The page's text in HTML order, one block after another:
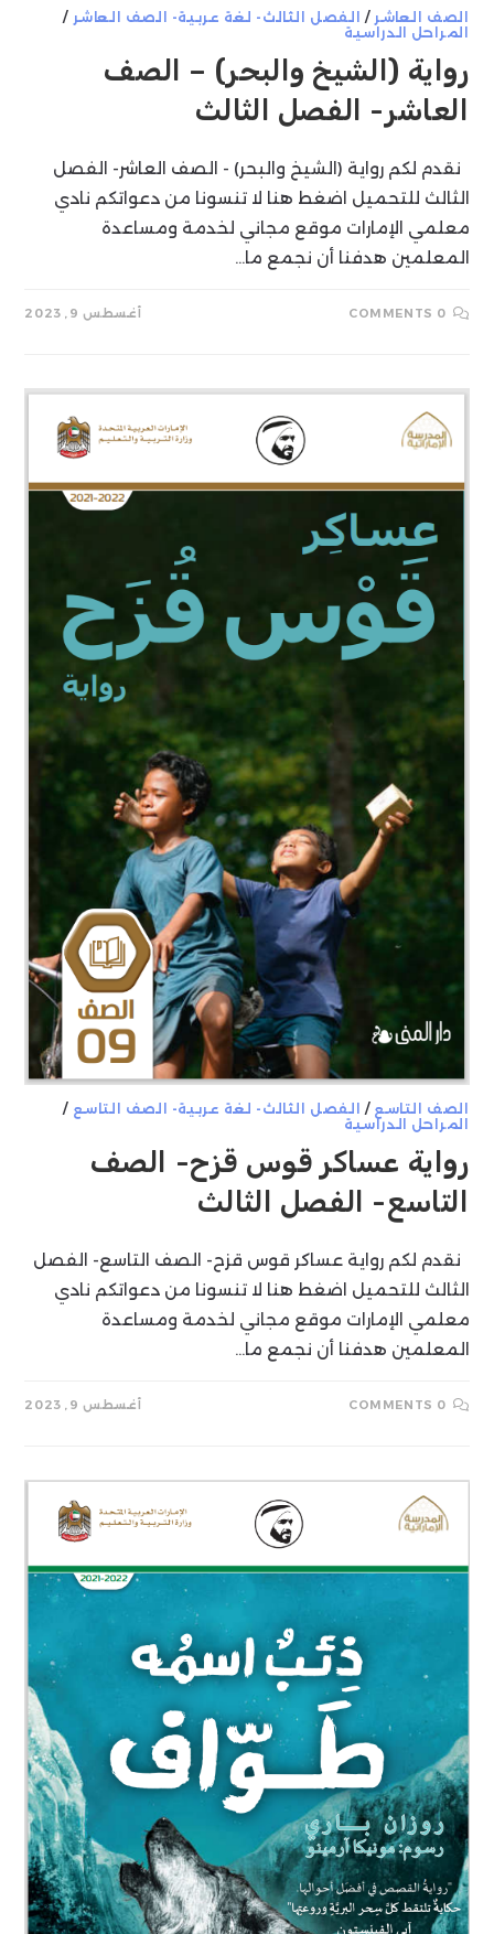
الصف العاشر / الفصل الثالث- لغة عربية- الصف العاشر /
المراحل الدراسية
رواية (الشيخ والبحر) – الصف
العاشر- الفصل الثالث
نقدم لكم رواية (الشيخ والبحر) - الصف العاشر- الفصل
الثالث للتحميل اضغط هنا لا تنسونا من دعواتكم نادي
معلمي الإمارات موقع مجاني لخدمة ومساعدة
المعلمين هدفنا أن نجمع ما…
0 COMMENTS أغسطس 9, 2023
الصف التاسع / الفصل الثالث- لغة عربية- الصف التاسع /
المراحل الدراسية
رواية عساكر قوس قزح- الصف
التاسع- الفصل الثالث
نقدم لكم رواية عساكر قوس قزح- الصف التاسع- الفصل
الثالث للتحميل اضغط هنا لا تنسونا من دعواتكم نادي
معلمي الإمارات موقع مجاني لخدمة ومساعدة
المعلمين هدفنا أن نجمع ما…
0 COMMENTS أغسطس 9, 2023